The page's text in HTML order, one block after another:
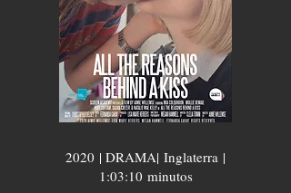
2020 | DRAMA| Inglaterra |
1:03:10 minutos